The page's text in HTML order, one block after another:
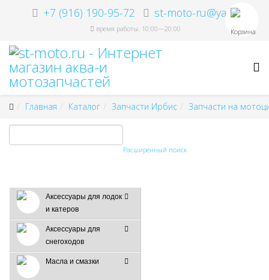
+7 (916) 190-95-72 st-moto-ru@ya.ru
время работы: 10:00—20:00 Корзина
Главная Каталог Запчасти Ирбис Запчасти на
Расширенный поиск
Аксессуары для лодок
и катеров
Аксессуары для
снегоходов
Масла и смазки